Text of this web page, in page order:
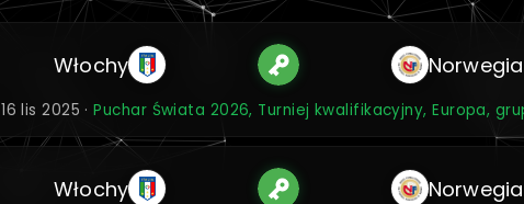
Włochy Norwegia
16 lis 2025 ·Puchar Świata 2026, Turniej kwalifikacyjny, Europa,
Włochy Norwegia